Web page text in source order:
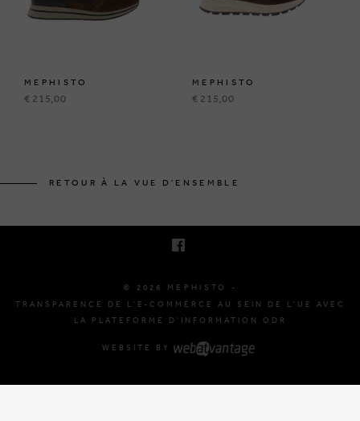
MEPHISTO
€ 215,00
MEPHISTO
€ 215,00
RETOUR À LA VUE D'ENSEMBLE
© 2026 MEPHISTO -
TRANSPARENCE DE L'E-COMMERCE AU SEIN DE L'UE AVEC
LA PLATEFORME D'INFORMATION ODR
WEBSITE BY